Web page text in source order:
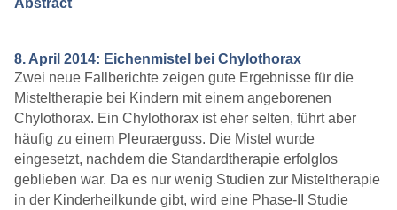
Abstract
8. April 2014: Eichenmistel bei Chylothorax
Zwei neue Fallberichte zeigen gute Ergebnisse für die
Misteltherapie bei Kindern mit einem angeborenen
Chylothorax. Ein Chylothorax ist eher selten, führt aber
häufig zu einem Pleuraerguss. Die Mistel wurde
eingesetzt, nachdem die Standardtherapie erfolglos
geblieben war. Da es nur wenig Studien zur Misteltherapie
in der Kinderheilkunde gibt, wird eine Phase-II Studie